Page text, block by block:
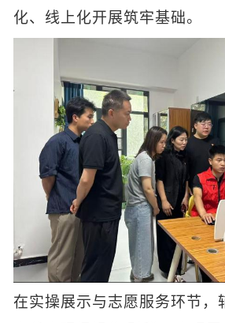
化、线上化开展筑牢基础。
在实操展示与志愿服务环节，